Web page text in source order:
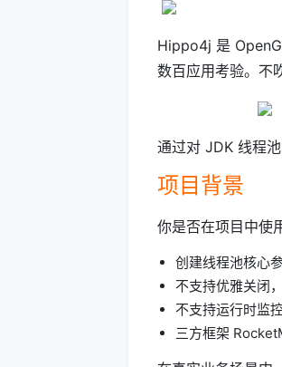
Hippo4j 是
数百应用考验。不
通过对 JDK 线程
项目背景
你是否在项目中使
创建线程池核心
不支持优雅关闭
不支持运行时监
三方框架